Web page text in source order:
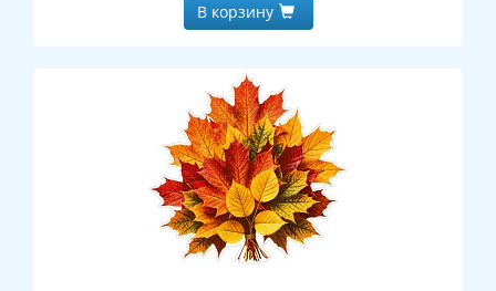
В корзину